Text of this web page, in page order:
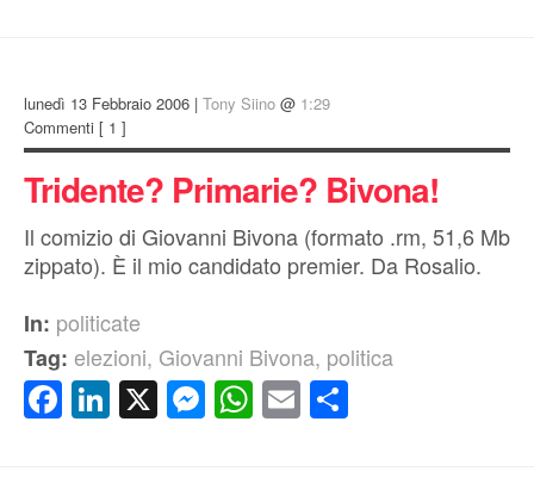
lunedì 13 Febbraio 2006 | Tony Siino @ 1:29
Commenti [ 1 ]
Tridente? Primarie? Bivona!
Il comizio di Giovanni Bivona (formato .rm, 51,6 Mb
zippato). È il mio candidato premier. Da Rosalio.
In: politicate
Tag: elezioni, Giovanni Bivona, politica
Facebook
LinkedIn
X Messenger
WhatsApp
Email